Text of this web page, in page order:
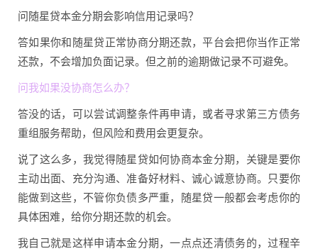
问随星贷本金分期会影响信用记录吗？
答如果你和随星贷正常协商分期还款，平台会把你当作正常
还款，不会增加负面记录。但之前的逾期做记录不可避免。
问我如果没协商怎么办？
答没的话，可以尝试调整条件再申请，或者寻求第三方债务
重组服务帮助，但风险和费用会更复杂。
说了这么多，我觉得随星贷如何协商本金分期，关键是要你
主动出面、充分沟通、准备好材料、诚心诚意协商。只要你
能做到这些，不管你负债多严重，随星贷一般都会考虑你的
具体困难，给你分期还款的机会。
我自己就是这样申请本金分期，一点点还清债务的，过程辛